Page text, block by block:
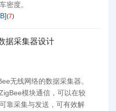
密度。
](7)
据采集器设计
无线网络的数据采集器。
模块通信，可以在较
靠采集与发送，可有效解